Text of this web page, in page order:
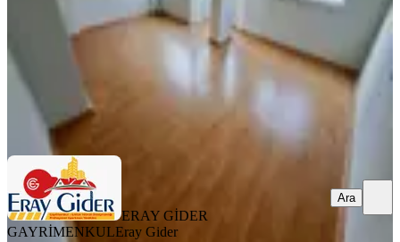
23.500 ₺
ERAY GİDER GAYRİMENKULEray Gider
ERAY GİDER
GAYRİMENKULEray Gider
Ara